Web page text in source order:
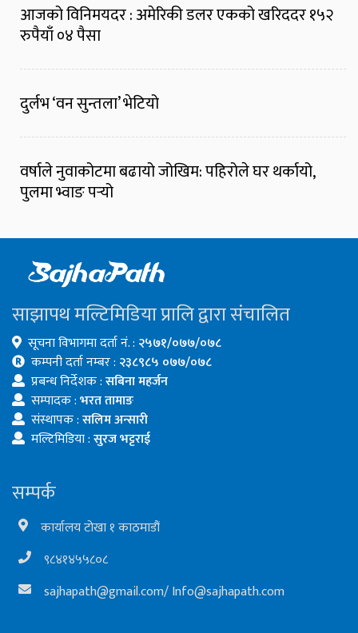
आजको विनिमयदर : अमेरिकी डलर एकको खरिददर १५२
रुपैयाँ ०४ पैसा
दुर्लभ ‘वन सुन्तला’ भेटियो
वर्षाले नुवाकोटमा बढायो जोखिम: पहिरोले घर थर्कायो,
पुलमा भ्वाङ पर्‍यो
साझापथ मल्टिमिडिया प्रालि द्वारा संचालित
सूचना विभागमा दर्ता नं. : २५७१/०७७/०७८
कम्पनी दर्ता नम्बर : २३८९८५ ०७७/०७८
प्रबन्ध निर्देशक :सबिना महर्जन
सम्पादक :भरत तामाङ
संस्थापक :सलिम अन्सारी
मल्टिमिडिया :सुरज भट्टराई
सम्पर्क
कार्यालय टोखा १ काठमाडौं
९८४१४५५८०८
sajhapath@gmail.com/Info@sajhapath.com